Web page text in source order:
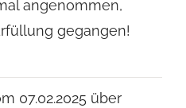
angenommen,
gegangen!
07.02.2025 über